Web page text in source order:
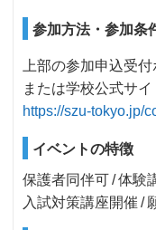
参加方法・参加条
上部の参加申込受
または学校公式サイ
https://szu-tokyo.jp/
イベントの特徴
保護者同伴可 体験
入試対策講座開催